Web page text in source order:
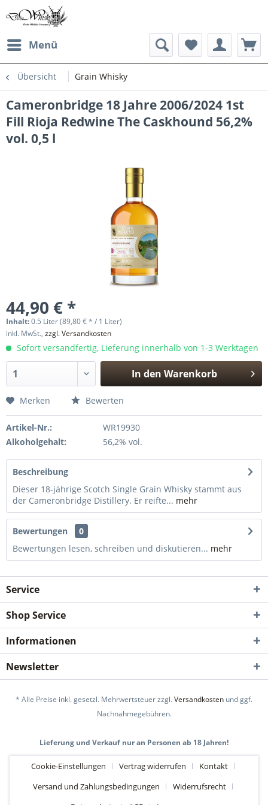
Menü
Übersicht Grain Whisky
Cameronbridge 18 Jahre 2006/2024 1st
Fill Rioja Redwine The Caskhound 56,2%
vol. 0,5 l
44,90 € *
Inhalt:0.5 Liter (89,80 € * / 1 Liter)
inkl. MwSt., zzgl. Versandkosten
Sofort versandfertig, Lieferung innerhalb von 1-3 Werktagen
In den Warenkorb
Merken Bewerten
Artikel-Nr.:
WR19930
Alkoholgehalt:
56,2% vol.
Beschreibung
Dieser 18-jährige Scotch Single Grain Whisky stammt aus
der Cameronbridge Distillery. Er reifte... mehr
Bewertungen
0
Bewertungen lesen, schreiben und diskutieren... mehr
Service
Shop Service
Informationen
Newsletter
* Alle Preise inkl. gesetzl. Mehrwertsteuer zzgl.Versandkosten und ggf.
Nachnahmegebühren.
Lieferung und Verkauf nur an Personen ab 18 Jahren!
Cookie-Einstellungen Vertrag widerrufen
Kontakt
Versand und Zahlungsbedingungen
Widerrufsrecht